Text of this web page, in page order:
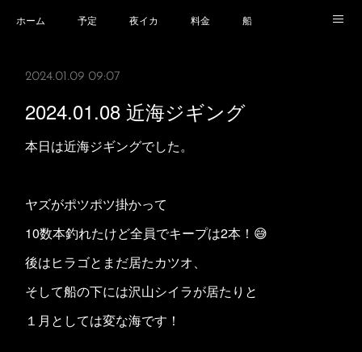
ホーム 予定 夜イカ 料金 船
2024.01.09 09:07
2024.01.08 近海ジギング
本日は近海ジギングでした。
ヤズがポツポツ掛かって
10数本釣れたけど全員でキープは2本！😅
後はヒラゴとまだ居たカツオ、
そして船の下には沢山シイラが居たりと
１月としては変な海です！